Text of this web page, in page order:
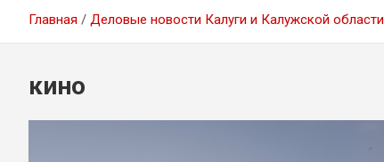
Главная Деловые новости Калуги и Калужской области
кино